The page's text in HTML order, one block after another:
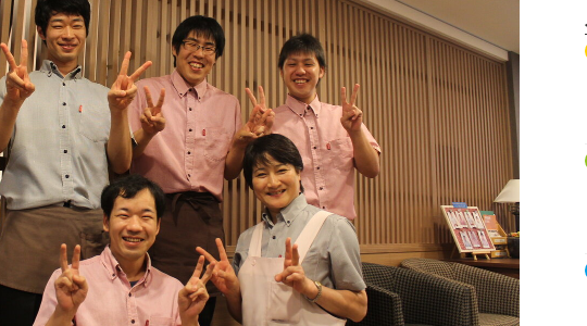
記事を読む
記事を読む
記事を読む